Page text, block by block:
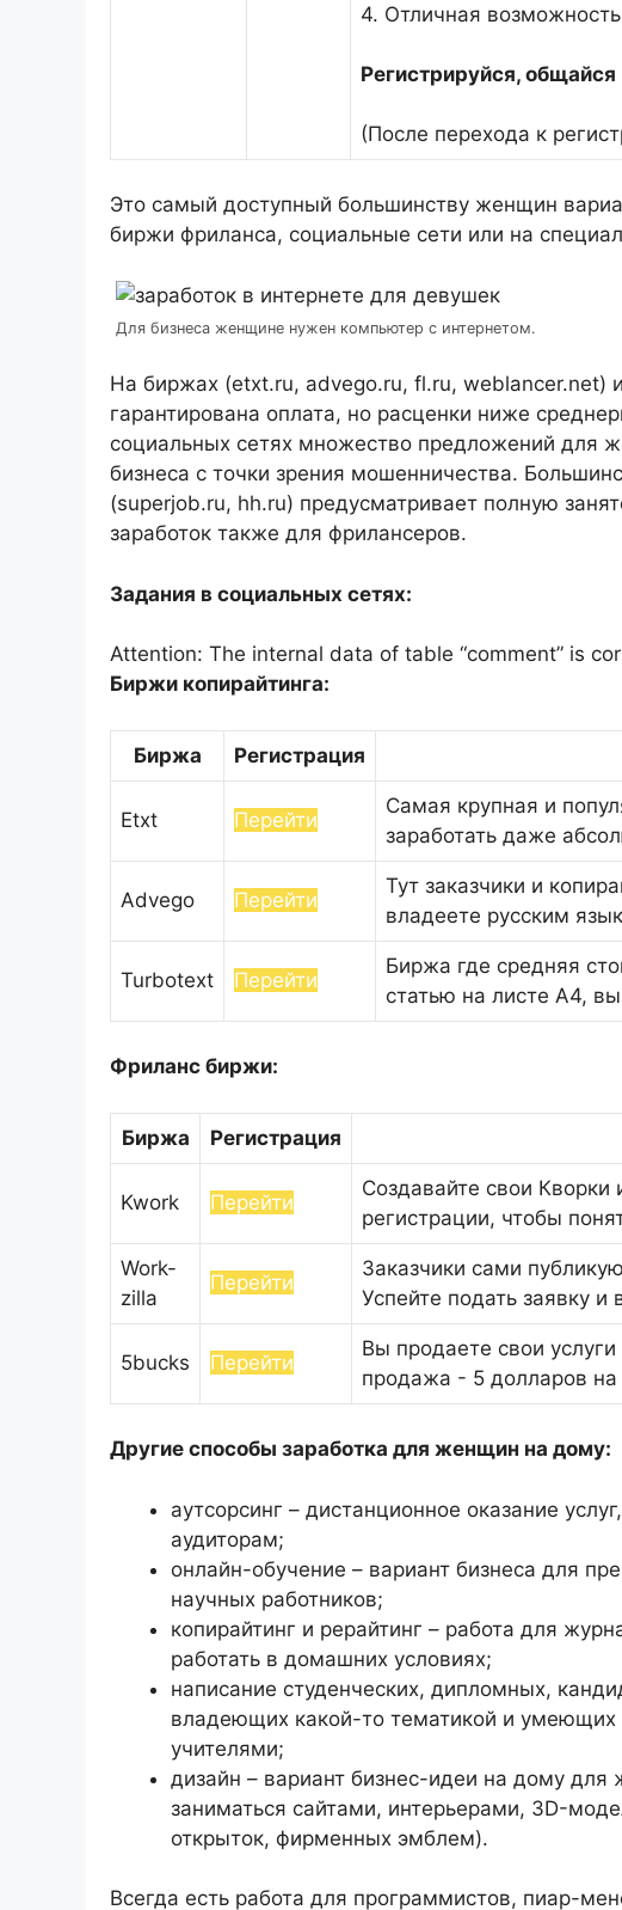
4. Отличная возможность
Регистрируйся,
(После перехода к
Это самый доступный большинству женщин
биржи фриланса, социальные сети или на
Для бизнеса женщине нужен компьютер с интернетом.
На биржах (etxt.ru, advego.ru, fl.ru, weblancer.net)
гарантирована оплата, но расценки ниже
социальных сетях множество предложений для
бизнеса с точки зрения мошенничества.
(superjob.ru, hh.ru) предусматривает полную
заработок также для фрилансеров.
Задания в социальных сетях:
Attention: The internal data of table “comment” is
Биржи копирайтинга:
Биржа Регистрация
Etxt Перейти
Самая крупная и
заработать даже
Advego Перейти
Тут заказчики и
владеете русским
Turbotext Перейти
Биржа где средняя
статью на листе А4,
Фриланс биржи:
Биржа Регистрация
Kwork Перейти
Создавайте свои
регистрации, чтобы
Work-
zilla
Перейти
Заказчики сами
Успейте подать заявку и
5bucks Перейти
Вы продаете свои
продажа - 5 долларов на
Другие способы заработка для женщин на дому:
аутсорсинг – дистанционное оказание
аудиторам;
онлайн-обучение – вариант бизнеса для
научных работников;
копирайтинг и рерайтинг – работа для
работать в домашних условиях;
написание студенческих, дипломных,
владеющих какой-то тематикой и умеющих
учителями;
дизайн – вариант бизнес-идеи на дому
заниматься сайтами, интерьерами, 3D-
открыток, фирменных эмблем).
Всегда есть работа для программистов, пиар-